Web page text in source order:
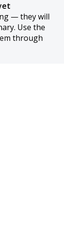
— they will
Use the
through